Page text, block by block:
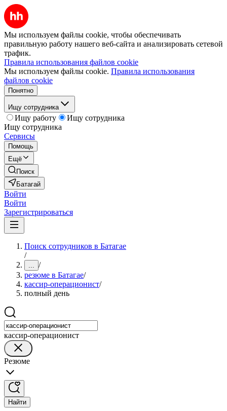
Мы используем файлы cookie, чтобы обеспечивать
правильную работу нашего веб-сайта и анализировать сетевой
трафик.
Правила использования файлов cookie
Мы используем файлы cookie. Правила использования
файлов cookie
Понятно
Ищу сотрудника
Ищу работу
Ищу сотрудника
Ищу сотрудника
Сервисы
Помощь
Ещё
Поиск
Батагай
Войти
Войти
Зарегистрироваться
Поиск сотрудников в Батагае
/
... /
резюме в Батагае/
кассир-операционист/
полный день
кассир-операционист
Резюме
Найти